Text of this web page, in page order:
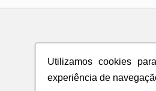
Utilizamos cookies
experiência de